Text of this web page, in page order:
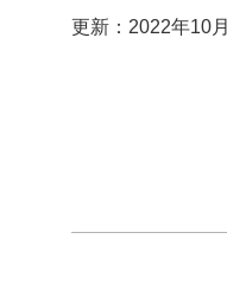
更新：2022年10月